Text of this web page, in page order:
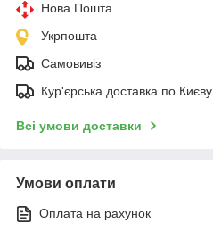
Нова Пошта
Укрпошта
Самовивіз
Кур'єрська доставка по Києву
Всі умови доставки
Умови оплати
Оплата на рахунок